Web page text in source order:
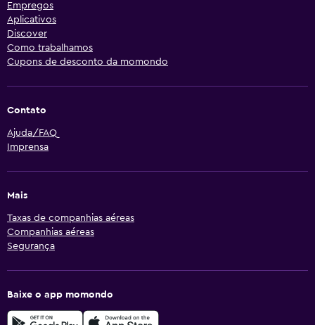
Empregos
Aplicativos
Discover
Como trabalhamos
Cupons de desconto da momondo
Contato
Ajuda/FAQ
Imprensa
Mais
Taxas de companhias aéreas
Companhias aéreas
Segurança
Baixe o app momondo